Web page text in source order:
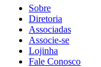
Sobre
Diretoria
Associadas
Associe-se
Lojinha
Fale Conosco